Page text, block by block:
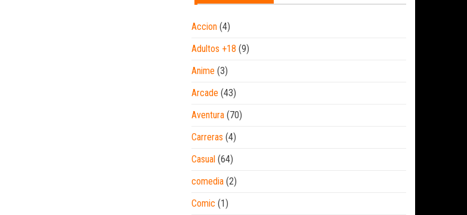
Accion (4)
Adultos +18 (9)
Anime (3)
Arcade (43)
Aventura (70)
Carreras (4)
Casual (64)
comedia (2)
Comic (1)